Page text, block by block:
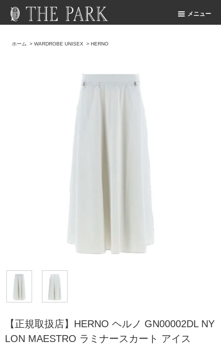
メニュー
ホーム >WARDROBE UNISEX >HERNO
【正規取扱店】HERNO ヘルノ GN00002DL NY
LON MAESTRO ラミナースカート アイス